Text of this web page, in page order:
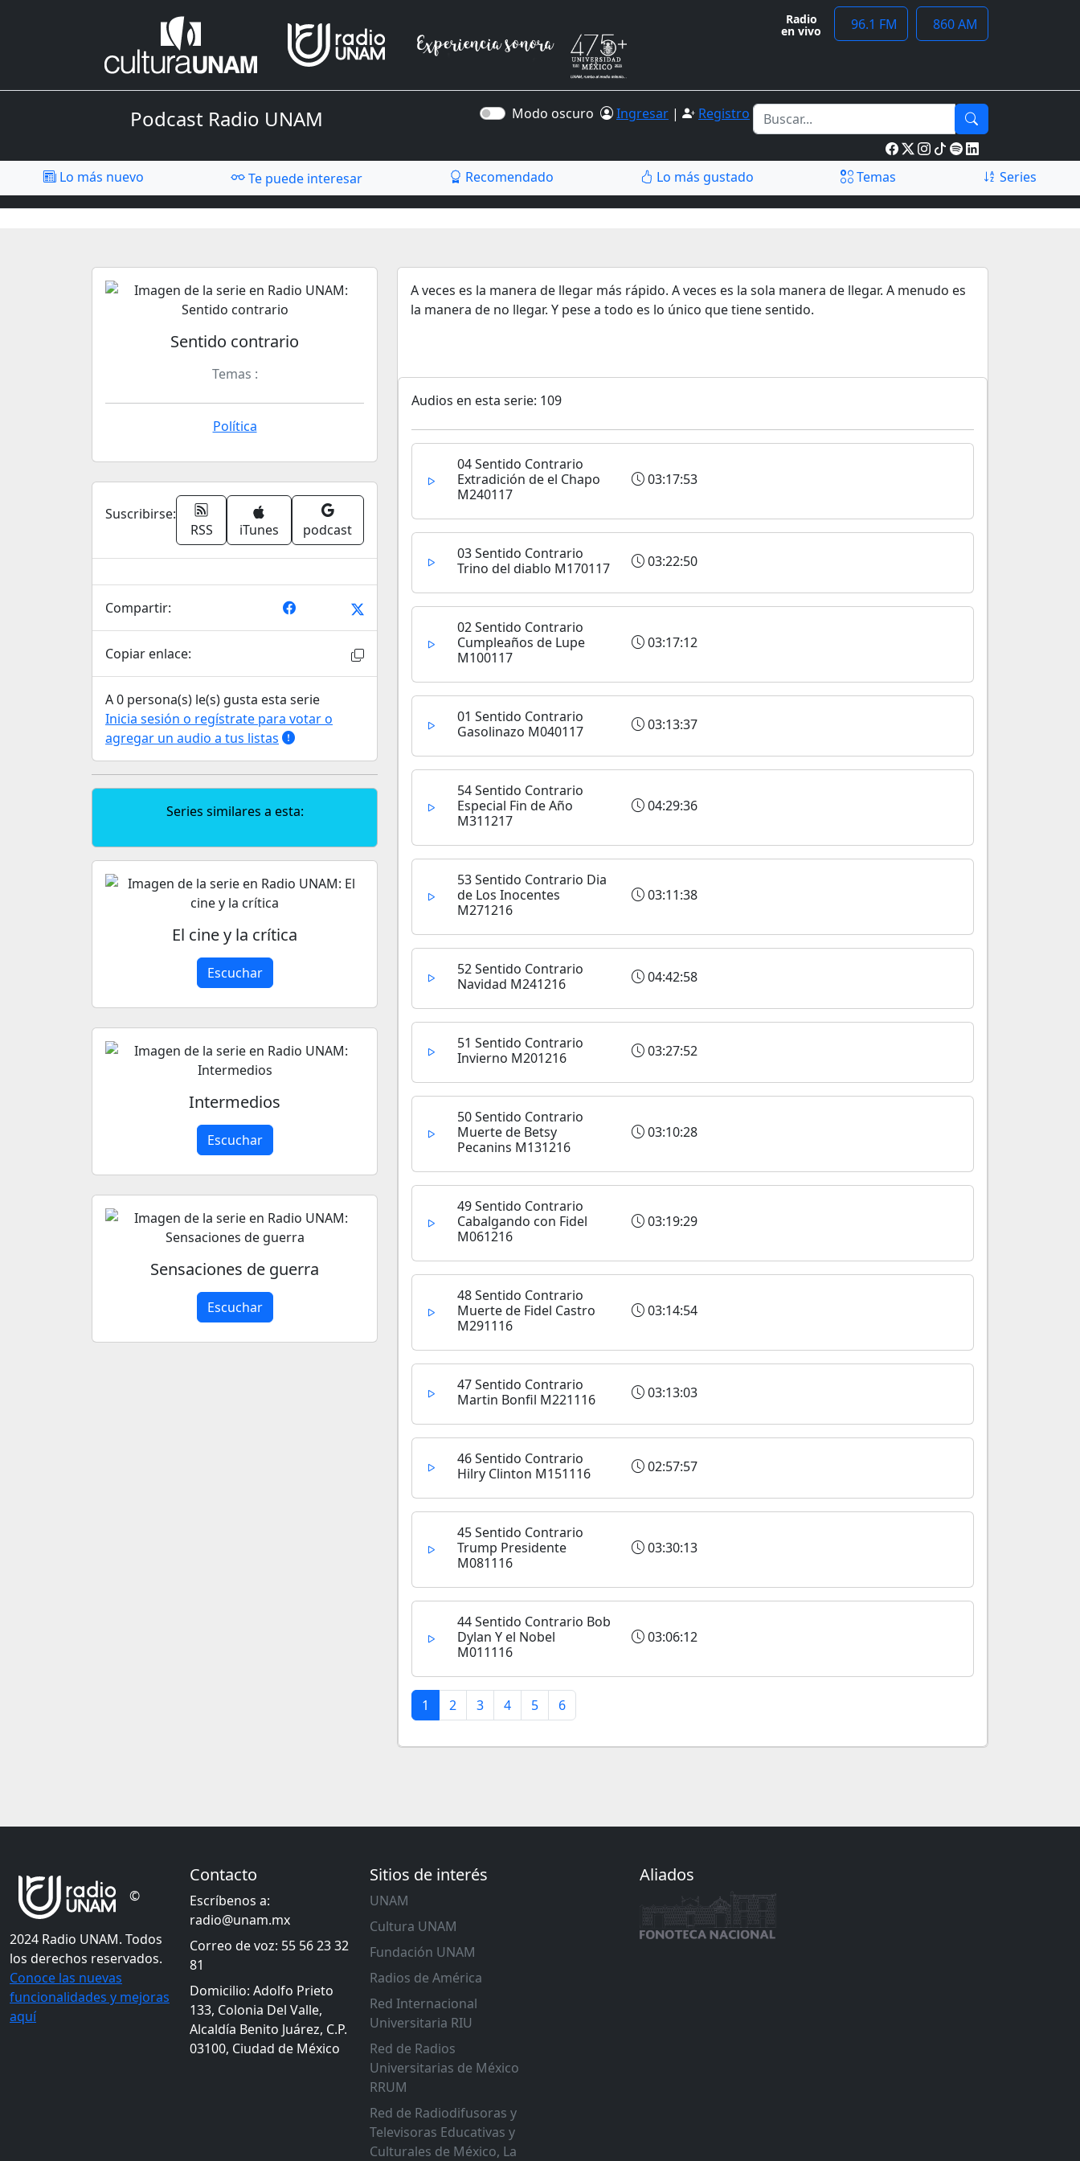
Radio
en vivo 96.1 FM 860 AM
Podcast Radio UNAM Modo oscuro Ingresar | Registro
Lo más nuevo Te puede interesar Recomendado Lo más gustado Temas Series
Sentido contrario
Temas :
Política
Suscribirse:
RSS
iTunes podcast
Compartir:
Copiar enlace:
A 0 persona(s) le(s) gusta esta serie
Inicia sesión o regístrate para votar o
agregar un audio a tus listas
Series similares a esta:
El cine y la crítica
Escuchar
Intermedios
Escuchar
Sensaciones de guerra
Escuchar
A veces es la manera de llegar más rápido. A veces es la sola manera de llegar. A menudo es
la manera de no llegar. Y pese a todo es lo único que tiene sentido.
Audios en esta serie: 109
04 Sentido Contrario
Extradición de el Chapo
M240117
03:17:53
03 Sentido Contrario
Trino del diablo M170117
03:22:50
02 Sentido Contrario
Cumpleaños de Lupe
M100117
03:17:12
01 Sentido Contrario
Gasolinazo M040117
03:13:37
54 Sentido Contrario
Especial Fin de Año
M311217
04:29:36
53 Sentido Contrario Dia
de Los Inocentes
M271216
03:11:38
52 Sentido Contrario
Navidad M241216
04:42:58
51 Sentido Contrario
Invierno M201216
03:27:52
50 Sentido Contrario
Muerte de Betsy
Pecanins M131216
03:10:28
49 Sentido Contrario
Cabalgando con Fidel
M061216
03:19:29
48 Sentido Contrario
Muerte de Fidel Castro
M291116
03:14:54
47 Sentido Contrario
Martin Bonfil M221116
03:13:03
46 Sentido Contrario
Hilry Clinton M151116
02:57:57
45 Sentido Contrario
Trump Presidente
M081116
03:30:13
44 Sentido Contrario Bob
Dylan Y el Nobel
M011116
03:06:12
1 2 3 4 5 6
©
2024 Radio UNAM. Todos
los derechos reservados.
Conoce las nuevas
funcionalidades y mejoras
aquí
Contacto
Escríbenos a:
radio@unam.mx
Correo de voz: 55 56 23 32
81
Domicilio: Adolfo Prieto
133, Colonia Del Valle,
Alcaldía Benito Juárez, C.P.
03100, Ciudad de México
Sitios de interés
UNAM
Cultura UNAM
Fundación UNAM
Radios de América
Red Internacional
Universitaria RIU
Red de Radios
Universitarias de México
RRUM
Red de Radiodifusoras y
Televisoras Educativas y
Culturales de México, La
Aliados